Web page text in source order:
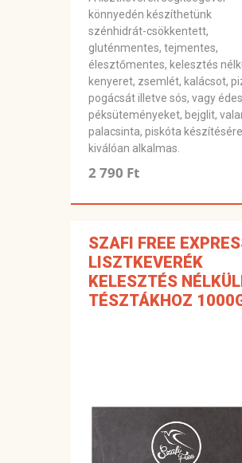
könnyedén készíthetünk
szénhidrát-csökkentett,
gluténmentes, tejmentes,
élesztőmentes, kelesztés
kenyeret, zsemlét, kalácsot,
pogácsát illetve sós, vagy édes
péksüteményeket, bejglit,
palacsinta, piskóta
kiválóan alkalmas.
2 790 Ft
SZAFI FREE
LISZTKEVERÉK
KELESZTÉS
TÉSZTÁKHOZ